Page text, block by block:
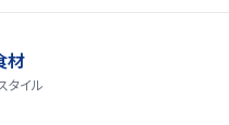
材
タイル